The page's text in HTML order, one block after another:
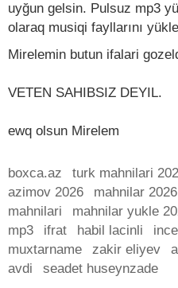
uyğun gelsin. Pulsuz mp3
olaraq musiqi fayllarını
Mirelemin butun ifalari
VETEN SAHIBSIZ DEYIL.
ewq olsun Mirelem
boxca.az turk mahnilari
azimov 2026
mahnilar 2026
mahnilari
mahnilar yukle
mp3
ifrat habil lacinli
muxtarname
zakir eliyev
avdi
seadet huseynzade